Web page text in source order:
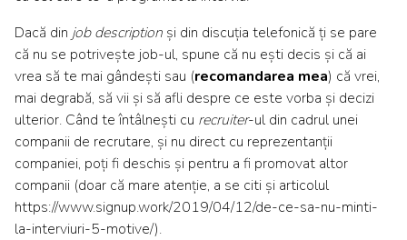
Dacă din job description și din discuția telefonică ți se pare
că nu se potrivește job-ul, spune că nu ești decis și că ai
vrea să te mai gândești sau (recomandarea mea) că vrei,
mai degrabă, să vii și să afli despre ce este vorba și decizi
ulterior. Când te întâlnești cu recruiter-ul din cadrul unei
companii de recrutare, și nu direct cu reprezentanții
companiei, poți fi deschis și pentru a fi promovat altor
companii (doar că mare atenție, a se citi și articolul
https://www.signup.work/2019/04/12/de-ce-sa-nu-minti-
la-interviuri-5-motive/).